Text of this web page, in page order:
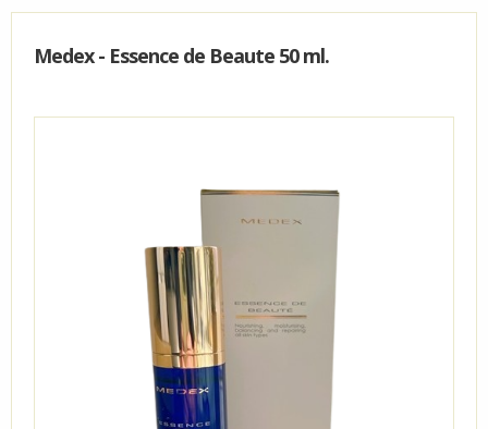
Medex - Essence de Beaute 50 ml.